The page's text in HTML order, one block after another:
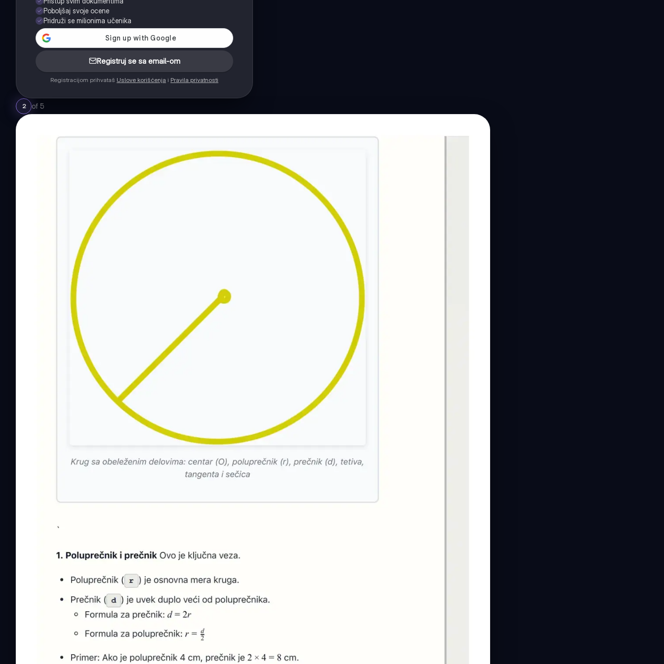
Poboljšaj svoje ocene
Pridruži se milionima učenika
Registruj se sa email-om
Registracijom prihvataš Uslove korišćenja i Pravila privatnosti
2 of 5